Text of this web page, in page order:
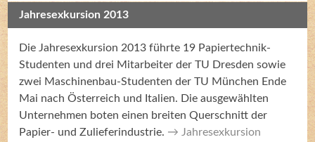
Jahresexkursion 2013
Die Jahresexkursion 2013 führte 19 Papiertechnik-
Studenten und drei Mitarbeiter der TU Dresden sowie
zwei Maschinenbau-Studenten der TU München Ende
Mai nach Österreich und Italien. Die ausgewählten
Unternehmen boten einen breiten Querschnitt der
Papier- und Zulieferindustrie.
Jahresexkursion